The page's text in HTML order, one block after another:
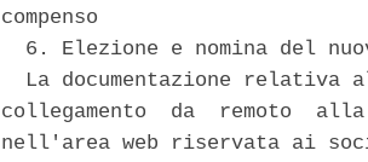
compenso
6. Elezione e nomina del
La documentazione relativa
collegamento  da  remoto
nell'area web riservata ai